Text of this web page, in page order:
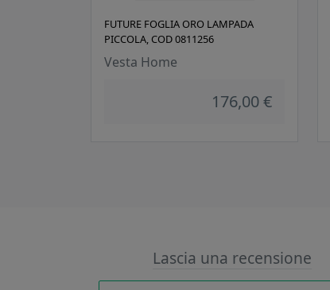
FUTURE FOGLIA ORO LAMPADA
PICCOLA, COD 0811256
Vesta Home
176,00 €
Lascia una recensione